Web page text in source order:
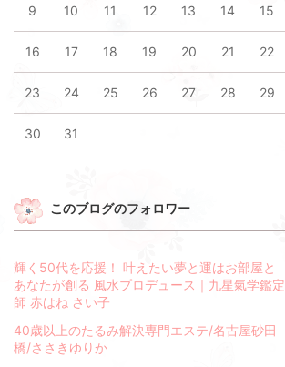
9 10 11 12 13 14 15
16 17 18 19 20 21 22
23 24 25 26 27 28 29
30 31
このブログのフォロワー
輝く50代を応援！ 叶えたい夢と運はお部屋と
あなたが創る 風水プロデュース｜九星氣学鑑定
師 赤はね さい子
40歳以上のたるみ解決専門エステ/名古屋砂田
橋/ささきゆりか